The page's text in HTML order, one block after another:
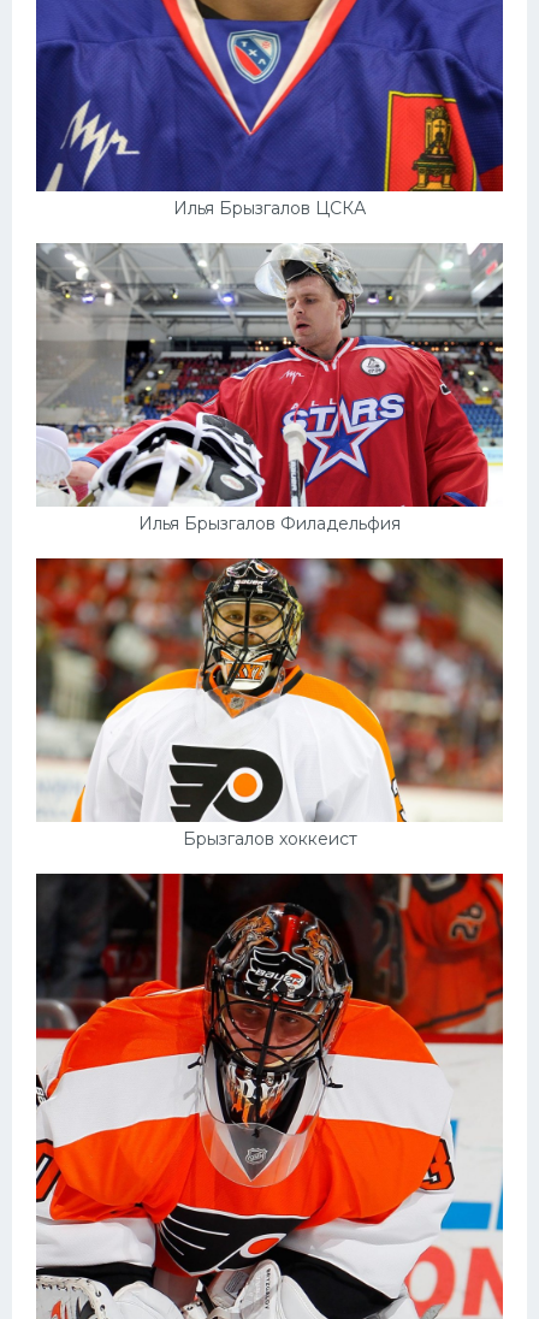
Илья Брызгалов ЦСКА
Илья Брызгалов Филадельфия
Брызгалов хоккеист